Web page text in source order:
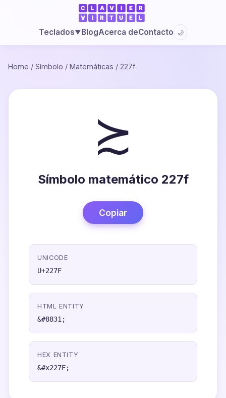
Teclados▼BlogAcerca deContacto 🌙
Home / Símbolo / Matemáticas / 227f
≿
Símbolo matemático 227f
Copiar
UNICODE
U+227F
HTML ENTITY
&#8831;
HEX ENTITY
&#x227F;